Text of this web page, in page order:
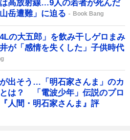
高放射線…9人の若者が死んだ
岳遭難」に迫る
Book Bang
の大五郎」を飲み干しゲロまみ
が「感情を失くした」子供時代
出そう…「明石家さんま」のカ
は？ 「電波少年」伝説のプロ
人間・明石家さんま』評